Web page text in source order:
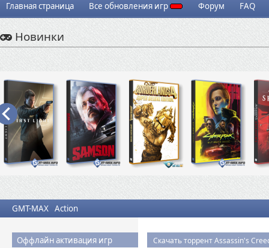
Главная страница Все обновления игр Форум FAQ
Новинки
GMT-MAX Action
Оффлайн активация игр Скачать торрент Assassin's